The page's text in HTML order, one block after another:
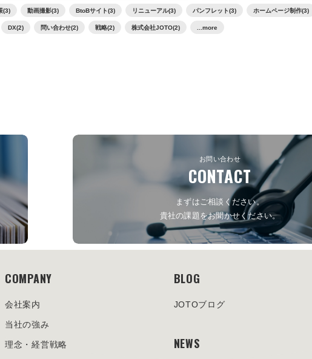
(3) 動画撮影(3) BtoBサイト(3) リニューアル(3) パンフレット(3) ホームページ制作(3)
DX(2) 問い合わせ(2) 戦略(2) 株式会社JOTO(2) ...more
お問い合わせ
CONTACT
まずはご相談ください。
貴社の課題をお聞かせください。
COMPANY
会社案内
当社の強み
理念・経営戦略
BLOG
JOTOブログ
NEWS